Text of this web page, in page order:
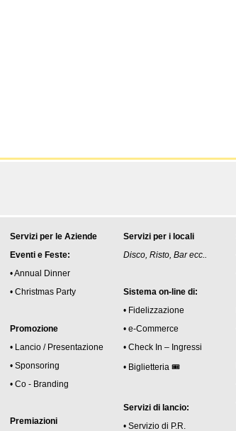
Servizi per le Aziende
Eventi e Feste:
• Annual Dinner
• Christmas Party
Promozione
• Lancio / Presentazione
• Sponsoring
• Co - Branding
Premiazioni
Servizi per i locali
Disco, Risto, Bar ecc..
Sistema on-line di:
• Fidelizzazione
• e-Commerce
• Check In – Ingressi
• Biglietteria 🎟
Servizi di lancio:
• Servizio di P.R.